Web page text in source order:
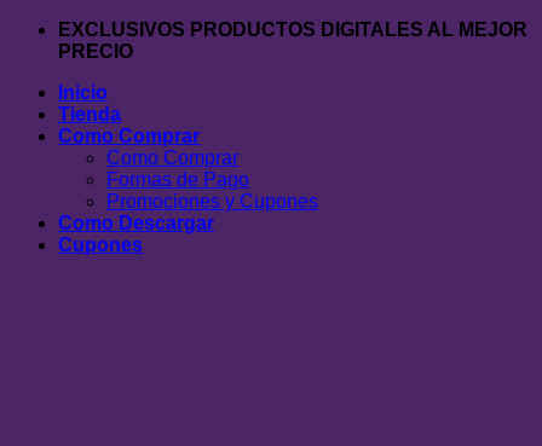
Saltar
EXCLUSIVOS PRODUCTOS DIGITALES AL MEJOR
PRECIO
Inicio
Tienda
Como Comprar
Como Comprar
Formas de Pago
Promociones y Cupones
Como Descargar
Cupones